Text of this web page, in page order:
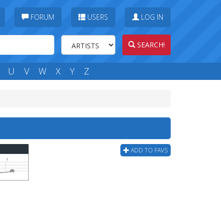
FORUM USERS LOG IN
SEARCH!
U V W X Y Z
ADD TO FAVS